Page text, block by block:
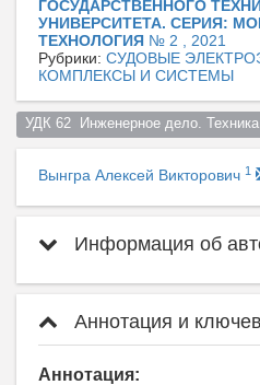
ГОСУДАРСТВЕННОГО
УНИВЕРСИТЕТА. СЕРИЯ:
ТЕХНОЛОГИЯ № 2 , 2021
Рубрики: СУДОВЫЕ
КОМПЛЕКСЫ И СИСТЕМЫ
УДК 62  Инженерное дело.
Вынгра Алексей Викторович 1
Информация об
Аннотация и
Аннотация: